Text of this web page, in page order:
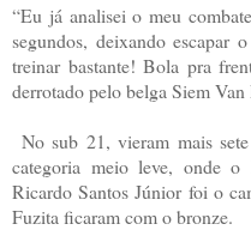
“Eu já analisei o meu
segundos, deixando escapar
treinar bastante! Bola pra
derrotado pelo belga Siem Van
No sub 21, vieram mais
categoria meio leve, onde
Ricardo Santos Júnior foi o
Fuzita ficaram com o bronze.